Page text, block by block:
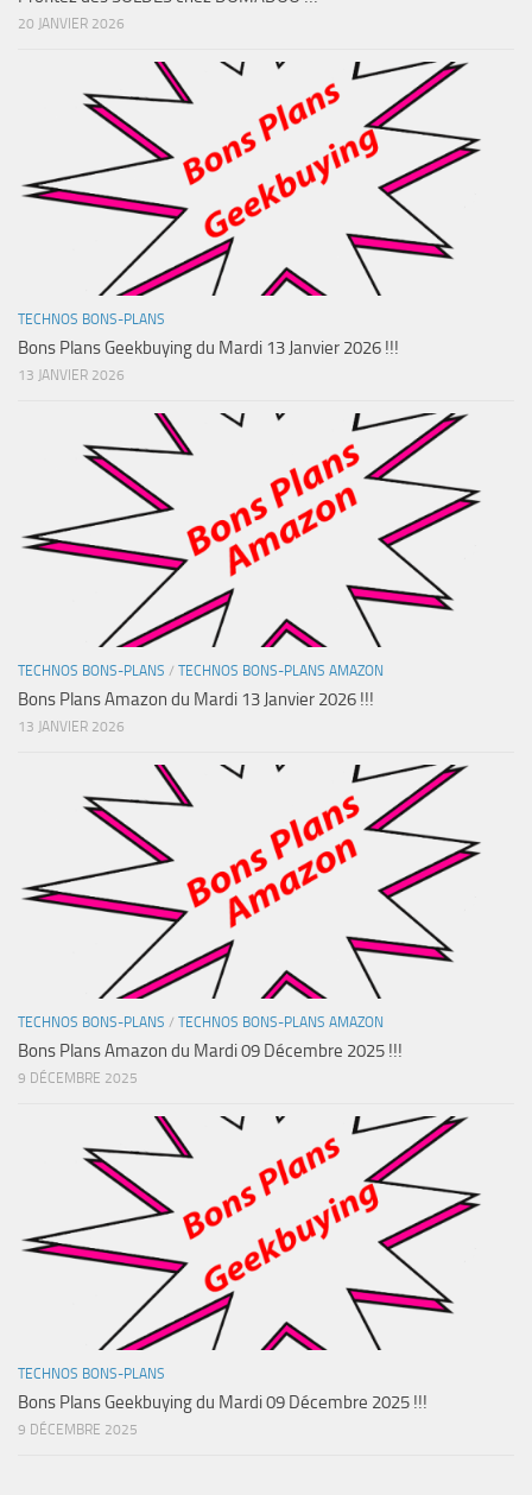
20 JANVIER 2026
TECHNOS BONS-PLANS
Bons Plans Geekbuying du Mardi 13 Janvier 2026 !!!
13 JANVIER 2026
TECHNOS BONS-PLANS / TECHNOS BONS-PLANS AMAZON
Bons Plans Amazon du Mardi 13 Janvier 2026 !!!
13 JANVIER 2026
TECHNOS BONS-PLANS / TECHNOS BONS-PLANS AMAZON
Bons Plans Amazon du Mardi 09 Décembre 2025 !!!
9 DÉCEMBRE 2025
TECHNOS BONS-PLANS
Bons Plans Geekbuying du Mardi 09 Décembre 2025 !!!
9 DÉCEMBRE 2025